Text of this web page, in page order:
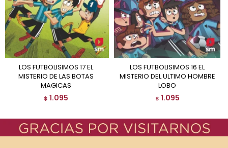
LOS FUTBOLISIMOS 17 EL
MISTERIO DE LAS BOTAS
MAGICAS
$ 1.095
LOS FUTBOLISIMOS 16 EL
MISTERIO DEL ULTIMO HOMBRE
LOBO
$ 1.095